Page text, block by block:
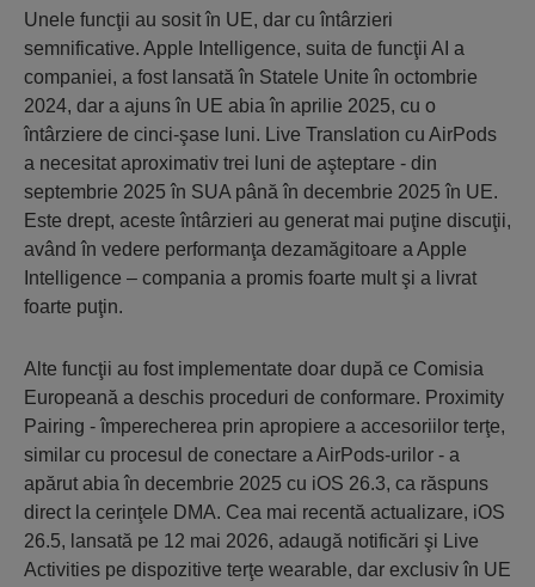
Unele funcţii au sosit în UE, dar cu întârzieri
semnificative. Apple Intelligence, suita de funcţii AI a
companiei, a fost lansată în Statele Unite în octombrie
2024, dar a ajuns în UE abia în aprilie 2025, cu o
întârziere de cinci-şase luni. Live Translation cu AirPods
a necesitat aproximativ trei luni de aşteptare - din
septembrie 2025 în SUA până în decembrie 2025 în UE.
Este drept, aceste întârzieri au generat mai puţine discuţii,
având în vedere performanţa dezamăgitoare a Apple
Intelligence – compania a promis foarte mult şi a livrat
foarte puţin.
Alte funcţii au fost implementate doar după ce Comisia
Europeană a deschis proceduri de conformare. Proximity
Pairing - împerecherea prin apropiere a accesoriilor terţe,
similar cu procesul de conectare a AirPods-urilor - a
apărut abia în decembrie 2025 cu iOS 26.3, ca răspuns
direct la cerinţele DMA. Cea mai recentă actualizare, iOS
26.5, lansată pe 12 mai 2026, adaugă notificări şi Live
Activities pe dispozitive terţe wearable, dar exclusiv în UE